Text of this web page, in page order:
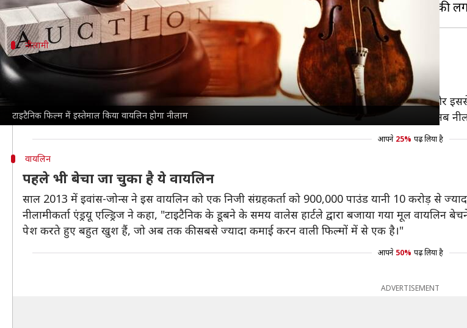
टाइटैनिक फिल्म में इस्तेमाल किया वायलिन होगा नीलाम
नीलामी
कहां होगी नीलामी?
इस वायलिन की ऑनलाइन नीलामी हेनरी एल्ड्रिज एंड सन नामक नीलामी घर द्वारा विल्टशायर में की जाएगी।
नीलामी घर के मुताबिक, टाइटैनिक जहाज के डूबते समय बैंड लीडर वालेस हार्टले ने वायलिन बजाया था और
किरदार निभाने वाले वायलिन वादक और अभिनेता जोनाथन इवांस-जोन्स ने वायलिन को बजाया था, जो अब
आपने 25% पढ़ लिया है
वायलिन
पहले भी बेचा जा चुका है ये वायलिन
साल 2013 में इवांस-जोन्स ने इस वायलिन को एक निजी संग्रहकर्ता को 900,000 पाउंड यानी 10 करोड़ से
नीलामीकर्ता एंड्रयू एल्ड्रिज ने कहा, "टाइटैनिक के डूबने के समय वालेस हार्टले द्वारा बजाया गया मूल
पेश करते हुए बहुत खुश हैं, जो अब तक की सबसे ज्यादा कमाई करन वाली फिल्मों में से एक है।"
आपने 50% पढ़ लिया है
ADVERTISEMENT